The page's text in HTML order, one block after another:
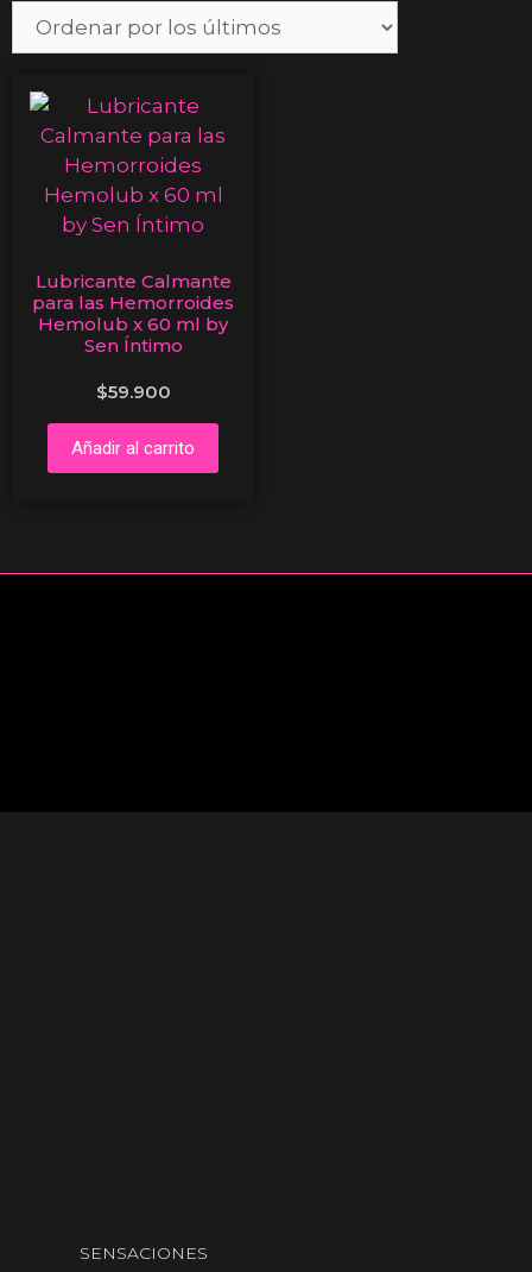
Lubricante Calmante
para las Hemorroides
Hemolub x 60 ml by
Sen Íntimo
$59.900
Añadir al carrito
SENSACIONES